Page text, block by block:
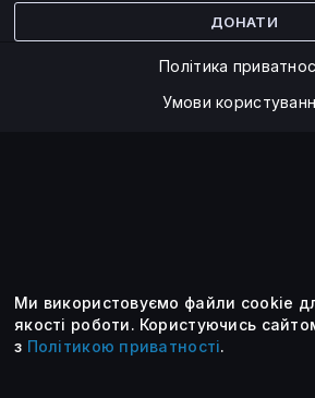
ДОНАТИ
Політика
Умови
©2014 — 2026
Усі опубліковані матеріали належать
передруковувати їх тільки після
вказанням активного посилання
Ми використовуємо файли cookie
якості роботи. Користуючись
з Політикою приватності.